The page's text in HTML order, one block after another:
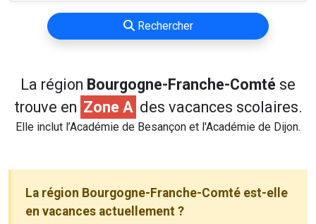
Rechercher
La région Bourgogne-Franche-Comté se
trouve en Zone A des vacances scolaires.
Elle inclut l’Académie de Besançon et l'Académie de Dijon.
La région Bourgogne-Franche-Comté est-elle
en vacances actuellement ?